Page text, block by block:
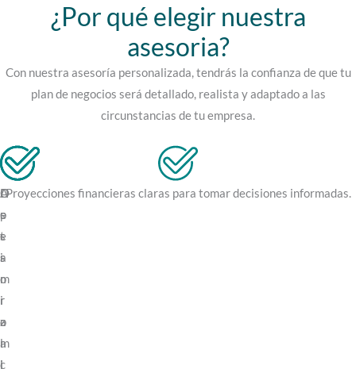
Con nuestra asesoría personalizada, tendrás la confianza de que tu
plan de negocios será detallado, realista y adaptado a las
circunstancias de tu empresa.
¿Por qué elegir nuestra
asesoria?
O
p
t
i
m
i
z
a
c
A
s
e
s
o
r
a
m
i
D
e
s
a
r
r
o
l
l
Proyecciones financieras claras para tomar decisiones informadas.